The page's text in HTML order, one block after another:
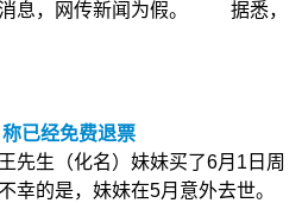
消息，网传新闻为假。 据悉，
已经免费退票
生（化名）妹妹买了6月1日周
幸的是，妹妹在5月意外去世。